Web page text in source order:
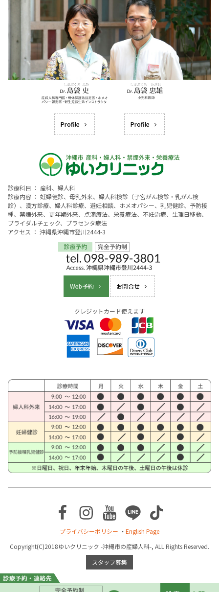
Profile Profile
診療科目 ： 産科、婦人科
診療内容 ： 妊婦健診、母乳外来、婦人科検診（子宮がん検診・乳がん検
診）、漢方診療、婦人科診療、避妊相談、ホメオパシー、乳児健診、予防接
種、禁煙外来、更年期外来、点滴療法、栄養療法、不妊治療、生理日移動、
ブライダルチェック、プラセンタ療法
アクセス ： 沖縄県沖縄市登川2444-3
Web予約 お問合せ
クレジットカード使えます
Facebook
Instagram
Youtube
LineTikTok
プライバシーポリシー ・ English Page
Copyright(C)2018ゆいクリニック -沖縄市の産婦人科-, ALL Rights Reserved.
スタッフ募集